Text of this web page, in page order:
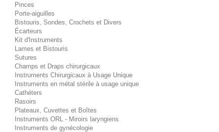
Pinces
Porte-aiguilles
Bistouris, Sondes, Crochets et Divers
Écarteurs
Kit d'Instruments
Lames et Bistouris
Sutures
Champs et Draps chirurgicaux
Instruments Chirurgicaux à Usage Unique
Instruments en métal stérile à usage unique
Cathéters
Rasoirs
Plateaux, Cuvettes et Boîtes
Instruments ORL - Miroirs laryngiens
Instruments de gynécologie